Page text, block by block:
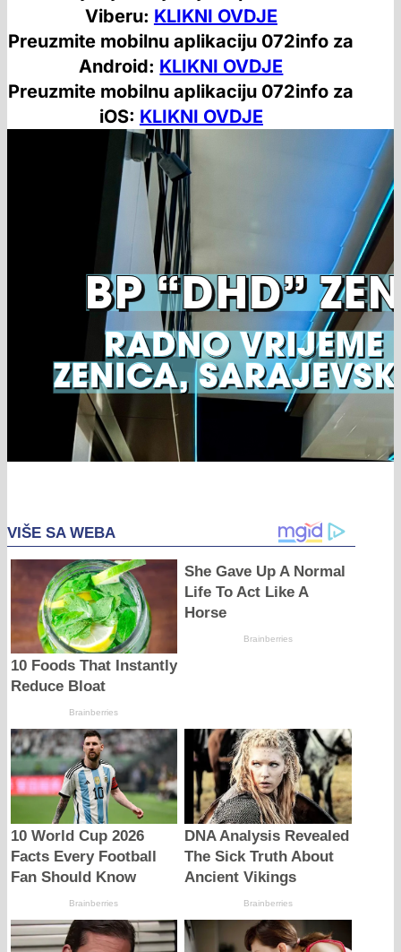
Viberu: KLIKNI OVDJE
Preuzmite mobilnu aplikaciju 072info za
Android: KLIKNI OVDJE
Preuzmite mobilnu aplikaciju 072info za
iOS: KLIKNI OVDJE